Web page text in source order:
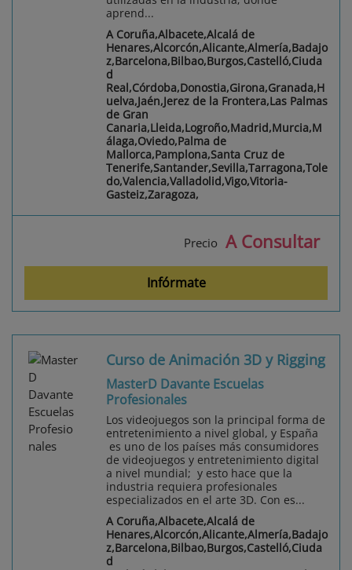
aprend...
A Coruña,Albacete,Alcalá de
Henares,Alcorcón,Alicante,Almería,Badajo
z,Barcelona,Bilbao,Burgos,Castelló,Ciuda
d
Real,Córdoba,Donostia,Girona,Granada,H
uelva,Jaén,Jerez de la Frontera,Las Palmas
de Gran
Canaria,Lleida,Logroño,Madrid,Murcia,M
álaga,Oviedo,Palma de
Mallorca,Pamplona,Santa Cruz de
Tenerife,Santander,Sevilla,Tarragona,Tole
do,Valencia,Valladolid,Vigo,Vitoria-
Gasteiz,Zaragoza,
Precio A Consultar
Infórmate
Curso de Animación 3D y Rigging
MasterD Davante Escuelas
Profesionales
Los videojuegos son la principal forma de
entretenimiento a nivel global, y España
es uno de los países más consumidores
de videojuegos y entretenimiento digital
a nivel mundial; y esto hace que la
industria requiera profesionales
especializados en el arte 3D. Con es...
A Coruña,Albacete,Alcalá de
Henares,Alcorcón,Alicante,Almería,Badajo
z,Barcelona,Bilbao,Burgos,Castelló,Ciuda
d